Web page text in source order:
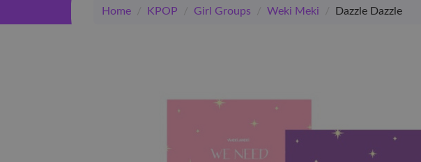
Home / KPOP / Girl Groups / Weki Meki / Dazzle Dazzle